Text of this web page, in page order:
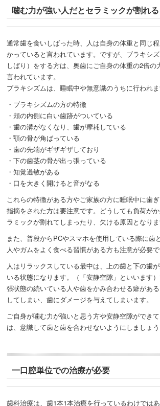
︎噛む力が強い人だとセラミックが割れる
通常歯を食いしばった時、人は自身の体重と同じ
かっていると言われています。ですが、ブラキシ
しばり）をする方は、奥歯にご自身の体重の2倍の
言われています。
ブラキシズムは、睡眠中や無意識のうちに行われま
・ブラキシズムの方の特徴
・頬の内側に白い歯跡がついている
・歯の溝がなくなり、歯が摩耗している
・顎の骨が角ばっている
・歯の先端がギザギザしており
・下の歯茎の骨が出っ張っている
・知覚過敏がある
・口を大きく開けると音がなる
これらの特徴がある方やご家族の方に睡眠中に歯
指摘をされた方は要注意です。どうしても負荷が
ラミックが割れてしまったり、欠ける原因となりま
また、普段からPCやスマホを使用している際に歯
人やガムをよく食べる習慣がある方も注意が必要で
人はリラックスしている最中は、上の歯と下の歯
いる状態になります。（「安静空隙」といいます
張状態の続いている人や歯をかみ合わせる癖があ
してしまい、歯にダメージを与えてしまいます。
ご自身が噛む力が強いと思う方や安静空隙ができ
は、意識して歯と歯を合わせないようにしましょう
一口腔単位での治療が必要
歯科治療は、歯1本1本治療を行っているわけでは